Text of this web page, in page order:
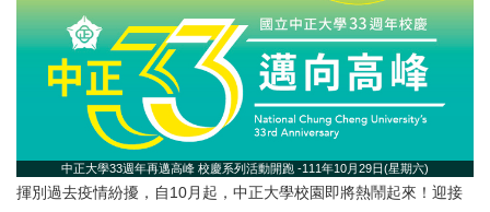
中正大學33週年再邁高峰 校慶系列活動開跑 -111年10月29日(星期六)
揮別過去疫情紛擾，自10月起，中正大學校園即將熱鬧起來！迎接